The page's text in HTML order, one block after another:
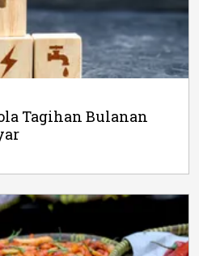
Tagihan Bulanan